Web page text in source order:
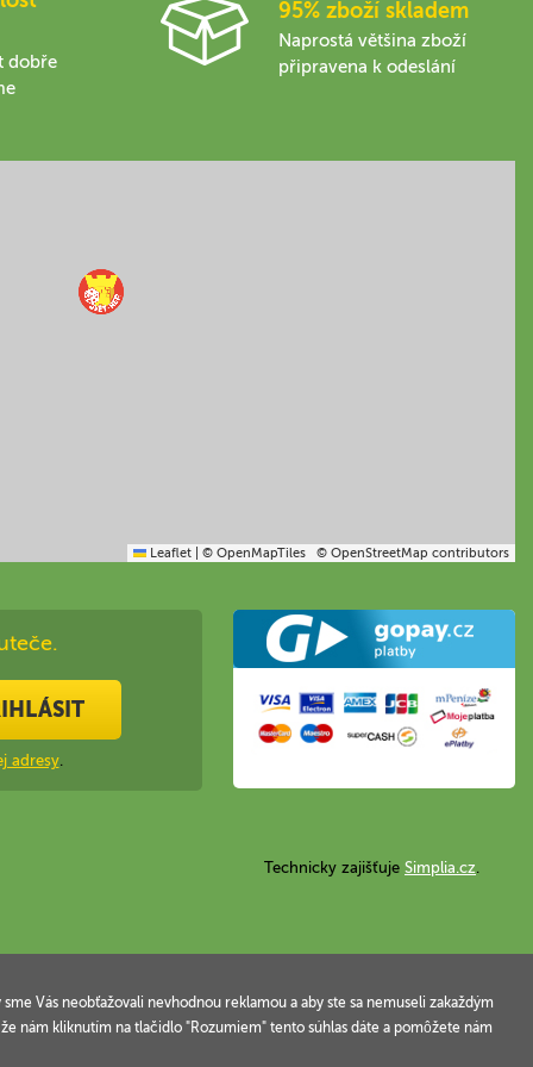
dobře
95% zboží skladem
Naprostá většina zboží
připravena k odeslání
Leaflet © OpenMapTiles © OpenStreetMap contributors
adresy.
Technicky zajišťuje Simplia.cz
Vás neobťažovali nevhodnou reklamou a aby ste sa nemuseli zakaždým
nám kliknutím na tlačidlo "Rozumiem" tento súhlas dáte a pomôžete nám